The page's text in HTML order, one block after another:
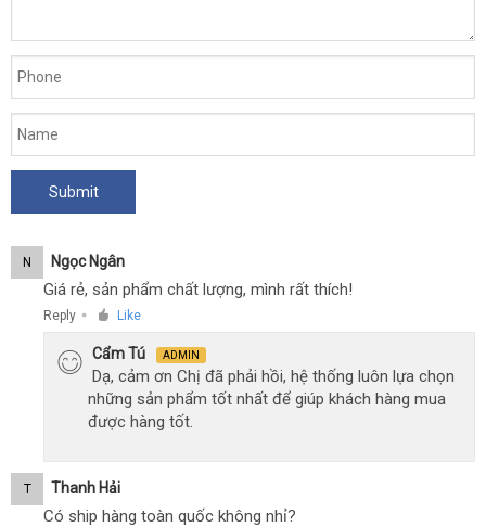
N Ngọc Ngân
Giá rẻ, sản phẩm chất lượng, mình rất thích!
Reply ● Like
Cẩm Tú ADMIN
Dạ, cảm ơn Chị đã phải hồi, hệ thống luôn lựa chọn
những sản phẩm tốt nhất để giúp khách hàng mua
được hàng tốt.
T Thanh Hải
Có ship hàng toàn quốc không nhỉ?